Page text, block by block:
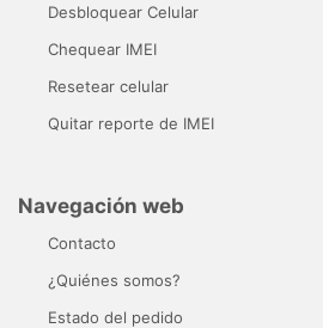
Desbloquear Celular
Chequear IMEI
Resetear celular
Quitar reporte de IMEI
Navegación web
Contacto
¿Quiénes somos?
Estado del pedido